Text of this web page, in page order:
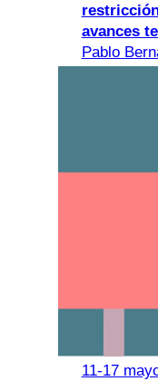
avances
Pablo
11-17